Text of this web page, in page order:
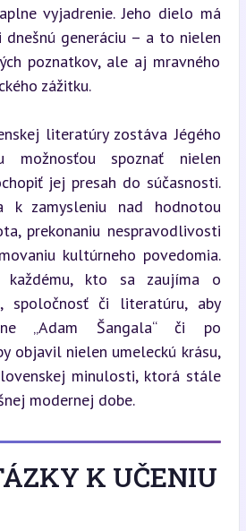
vyjadrenie. Jeho dielo má
generáciu – a to nielen
poznatkov, ale aj mravného
zážitku.
literatúry zostáva Jégého
možnosťou spoznať nielen
jej presah do súčasnosti.
k zamysleniu nad hodnotou
prekonaniu nespravodlivosti
kultúrneho povedomia.
každému, kto sa zaujíma o
spoločnosť či literatúru, aby
„Adam Šangala“ či po
objavil nielen umeleckú krásu,
minulosti, ktorá stále
modernej dobe.
K UČENIU